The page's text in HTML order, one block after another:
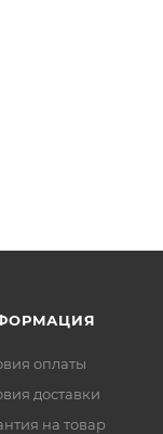
оплаты
доставки
на товар